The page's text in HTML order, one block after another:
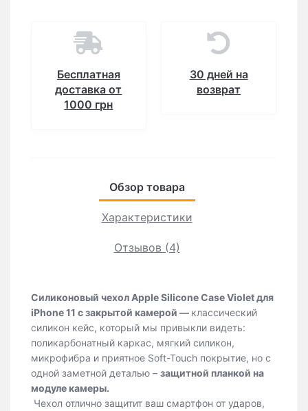
Бесплатная
доставка от
1000 грн
30 дней на
возврат
Обзор товара
Характеристики
Отзывов (4)
Силиконовый чехол Apple Silicone Case Violet для
iPhone 11 с закрытой камерой — классический
силикон кейс, который мы привыкли видеть:
поликарбонатный каркас, мягкий силикон,
микрофибра и приятное Soft-Touch покрытие, но с
одной заметной деталью – защитной планкой на
модуле камеры.
Чехол отлично защитит ваш смартфон от ударов,